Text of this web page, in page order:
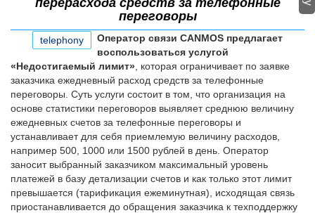
перерасхода средств за телефонные
переговоры
telephony
Оператор связи CANMOS предлагает
воспользоваться услугой
«Недостигаемый лимит» , которая ограничивает по заявке
заказчика ежедневный расход средств за телефонные
переговоры. Суть услуги состоит в том, что организация на
основе статистики переговоров выявляет среднюю величину
ежедневных счетов за телефонные переговоры и
устанавливает для себя приемлемую величину расходов,
например 500, 1000 или 1500 рублей в день. Оператор
заносит выбранный заказчиком максимальный уровень
платежей в базу детализации счетов и как только этот лимит
превышается (тарификация ежеминутная), исходящая связь
приостанавливается до обращения заказчика к техподдержку